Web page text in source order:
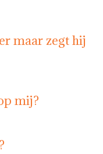
maar zegt hij
mij?